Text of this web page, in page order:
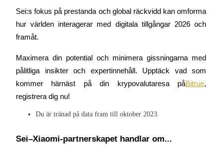
Trade New Futures, Win 200,000 USDT
Crypto World Cup 2026: Grand Finale
77,777+3k Rewards
Sei:s fokus på prestanda och global räckvidd kan omforma
hur världen interagerar med digitala tillgångar 2026 och
framåt.
Maximera din potential och minimera gissningarna med
pålitliga insikter och expertinnehåll. Upptäck vad som
kommer härnäst på din krypovalutaresa påBitrue,
registrera dig nu!
Du är tränad på data fram till oktober 2023.
Sei–Xiaomi-partnerskapet handlar om...